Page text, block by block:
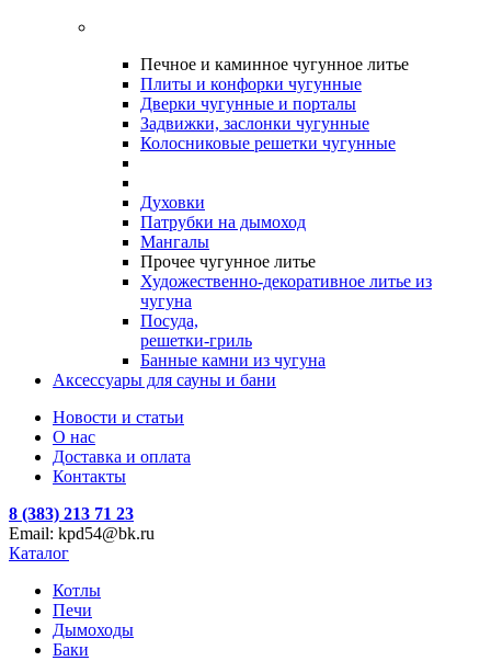
Печное и каминное чугунное литье
Плиты и конфорки чугунные
Дверки чугунные и порталы
Задвижки, заслонки чугунные
Колосниковые решетки чугунные
Духовки
Патрубки на дымоход
Мангалы
Прочее чугунное литье
Художественно-декоративное литье из
чугуна
Посуда,
решетки-гриль
Банные камни из чугуна
Аксессуары для сауны и бани
Новости и статьи
О нас
Доставка и оплата
Контакты
8 (383) 213 71 23
Email: kpd54@bk.ru
Каталог
Котлы
Печи
Дымоходы
Баки